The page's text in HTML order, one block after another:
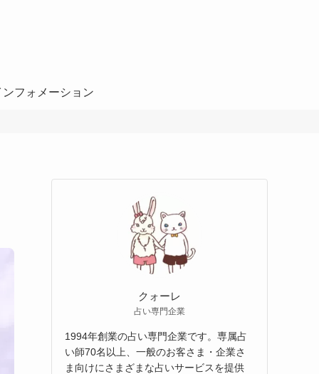
ンフォメーション
クォーレ
占い専門企業
1994年創業の占い専門企業です。専属占
い師70名以上、一般のお客さま・企業さ
ま向けにさまざまな占いサービスを提供